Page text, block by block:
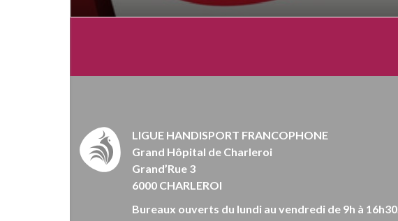
LIGUE HANDISPORT FRANCOPHONE
Grand Hôpital de Charleroi
Grand’Rue 3
6000 CHARLEROI
Bureaux ouverts du lundi au vendredi de 9h à 16h30.